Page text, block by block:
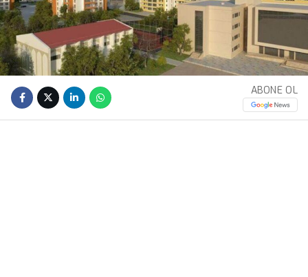
ABONE OL